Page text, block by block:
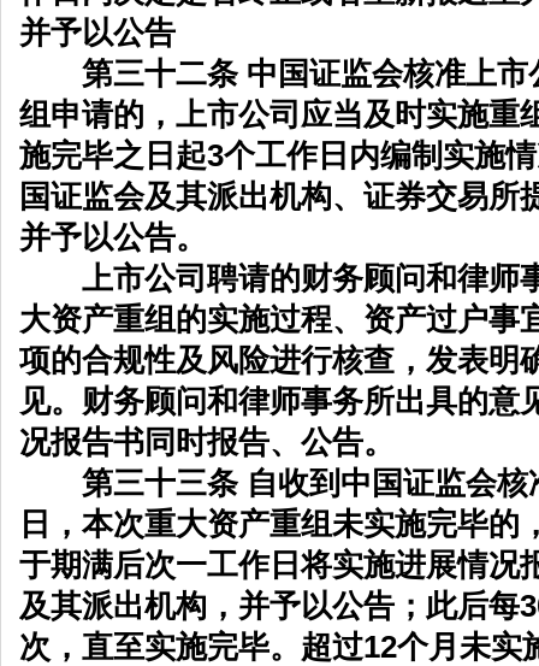
并予以公告
第三十二条 中国证监会核准上市
组申请的，上市公司应当及时实施重
施完毕之日起3个工作日内编制实施
国证监会及其派出机构、证券交易所
并予以公告。
上市公司聘请的财务顾问和律师
大资产重组的实施过程、资产过户事
项的合规性及风险进行核查，发表明
见。财务顾问和律师事务所出具的意
况报告书同时报告、公告。
第三十三条 自收到中国证监会核
日，本次重大资产重组未实施完毕的
于期满后次一工作日将实施进展情况
及其派出机构，并予以公告；此后每
次，直至实施完毕。超过12个月未实